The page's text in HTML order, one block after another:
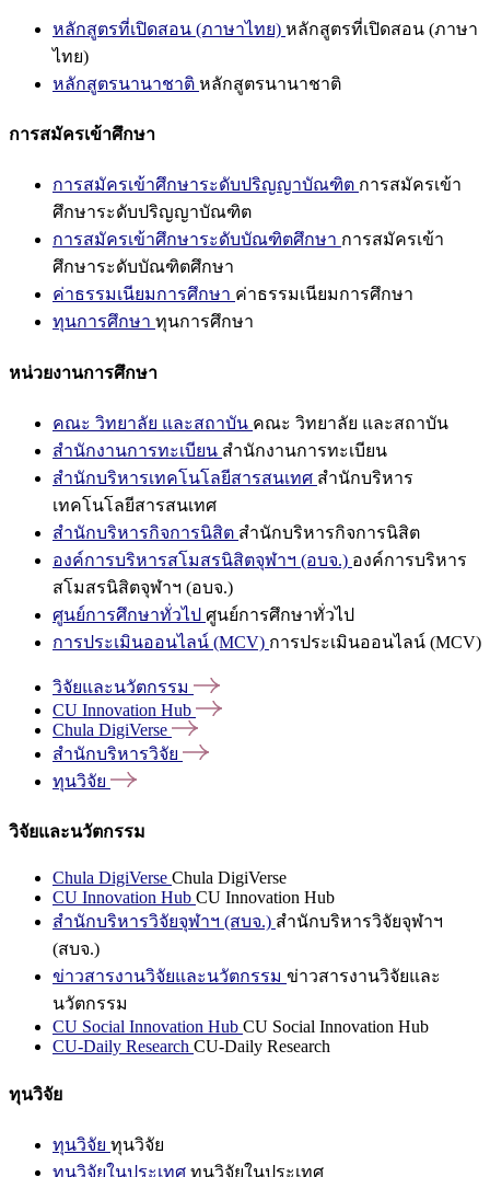
หลักสูตรที่เปิดสอน (ภาษาไทย) หลักสูตรที่เปิดสอน (ภาษา
ไทย)
หลักสูตรนานาชาติ หลักสูตรนานาชาติ
การสมัครเข้าศึกษา
การสมัครเข้าศึกษาระดับปริญญาบัณฑิต การสมัครเข้า
ศึกษาระดับปริญญาบัณฑิต
การสมัครเข้าศึกษาระดับบัณฑิตศึกษา การสมัครเข้า
ศึกษาระดับบัณฑิตศึกษา
ค่าธรรมเนียมการศึกษา ค่าธรรมเนียมการศึกษา
ทุนการศึกษา ทุนการศึกษา
หน่วยงานการศึกษา
คณะ วิทยาลัย และสถาบัน คณะ วิทยาลัย และสถาบัน
สำนักงานการทะเบียน สำนักงานการทะเบียน
สำนักบริหารเทคโนโลยีสารสนเทศ สำนักบริหาร
เทคโนโลยีสารสนเทศ
สำนักบริหารกิจการนิสิต สำนักบริหารกิจการนิสิต
องค์การบริหารสโมสรนิสิตจุฬาฯ (อบจ.) องค์การบริหาร
สโมสรนิสิตจุฬาฯ (อบจ.)
ศูนย์การศึกษาทั่วไป ศูนย์การศึกษาทั่วไป
การประเมินออนไลน์ (MCV) การประเมินออนไลน์ (MCV)
วิจัยและนวัตกรรม
CU Innovation Hub
Chula DigiVerse
สำนักบริหารวิจัย
ทุนวิจัย
วิจัยและนวัตกรรม
Chula DigiVerse Chula DigiVerse
CU Innovation Hub CU Innovation Hub
สำนักบริหารวิจัยจุฬาฯ (สบจ.) สำนักบริหารวิจัยจุฬาฯ
(สบจ.)
ข่าวสารงานวิจัยและนวัตกรรม ข่าวสารงานวิจัยและ
นวัตกรรม
CU Social Innovation Hub CU Social Innovation Hub
CU-Daily Research CU-Daily Research
ทุนวิจัย
ทุนวิจัย ทุนวิจัย
ทุนวิจัยในประเทศ ทุนวิจัยในประเทศ